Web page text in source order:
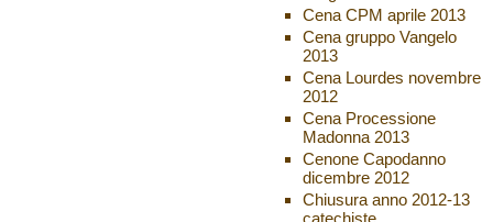
Cena CPM aprile 2013
Cena gruppo Vangelo
2013
Cena Lourdes novembre
2012
Cena Processione
Madonna 2013
Cenone Capodanno
dicembre 2012
Chiusura anno 2012-13
catechiste